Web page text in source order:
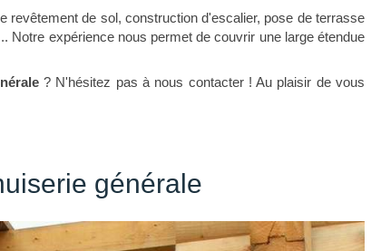
revêtement de sol, construction d'escalier, pose de terrasse
Notre expérience nous permet de couvrir une large étendue
? N'hésitez pas à nous contacter ! Au plaisir de vous
générale